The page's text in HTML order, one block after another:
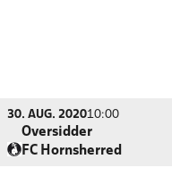
30. AUG. 202010:00
Oversidder
FC Hornsherred